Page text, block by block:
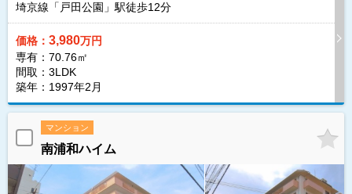
埼京線「戸田公園」駅徒歩12分
価格： 3,980万円
専有：70.76㎡
間取：3LDK
築年：1997年2月
マンション
南浦和ハイム